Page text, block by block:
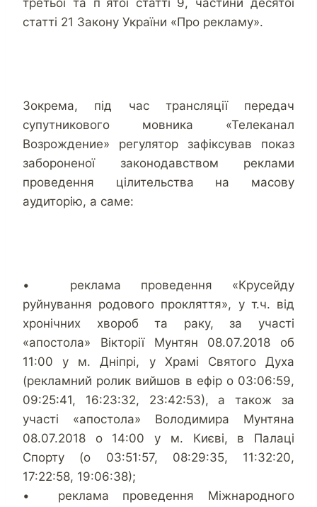
третьої та п`ятої статті 9, частини десятої
статті 21 Закону України «Про рекламу».
Зокрема, під час трансляції передач
супутникового мовника «Телеканал
Возрождение» регулятор зафіксував показ
забороненої законодавством реклами
проведення цілительства на масову
аудиторію, а саме:
• реклама проведення «Крусейду
руйнування родового прокляття», у т.ч. від
хронічних хвороб та раку, за участі
«апостола» Вікторії Мунтян 08.07.2018 об
11:00 у м. Дніпрі, у Храмі Святого Духа
(рекламний ролик вийшов в ефір о 03:06:59,
09:25:41, 16:23:32, 23:42:53), а також за
участі «апостола» Володимира Мунтяна
08.07.2018 о 14:00 у м. Києві, в Палаці
Спорту (о 03:51:57, 08:29:35, 11:32:20,
17:22:58, 19:06:38);
• реклама проведення Міжнародного